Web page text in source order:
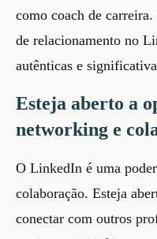
como coach de
de relacionamento no
autênticas e
Esteja aberto a
networking e
O LinkedIn é uma
colaboração. Esteja
conectar com outros